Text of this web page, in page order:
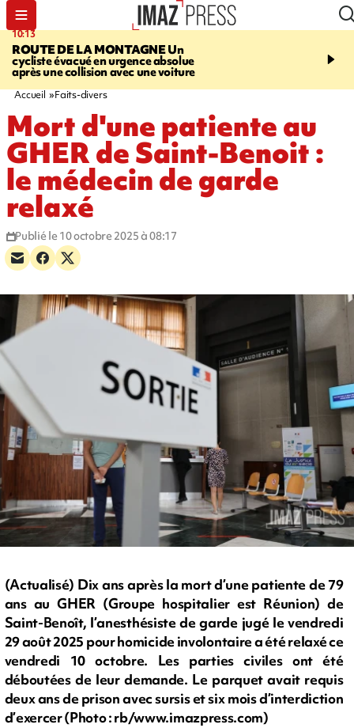
10:13
ROUTE DE LA MONTAGNEUn
cycliste évacué en urgence absolue
après une collision avec une voiture
12:23
peuvent éclater et
Accueil Faits-divers
Mort d'une patiente au
GHER de Saint-Benoit :
le médecin de garde
relaxé
Publié le 10 octobre 2025 à 08:17
(Actualisé) Dix ans après la mort d’une patiente de 79
ans au GHER (Groupe hospitalier est Réunion) de
Saint-Benoît, l’anesthésiste de garde jugé le vendredi
29 août 2025 pour homicide involontaire a été relaxé ce
vendredi 10 octobre. Les parties civiles ont été
déboutées de leur demande. Le parquet avait requis
deux ans de prison avec sursis et six mois d’interdiction
d’exercer (Photo : rb/www.imazpress.com)